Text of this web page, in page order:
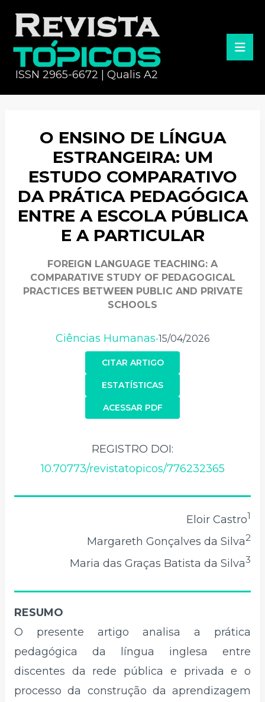
ISSN 2965-6672 | Qualis A2
O ENSINO DE LÍNGUA
ESTRANGEIRA: UM
ESTUDO COMPARATIVO
DA PRÁTICA PEDAGÓGICA
ENTRE A ESCOLA PÚBLICA
E A PARTICULAR
FOREIGN LANGUAGE TEACHING: A
COMPARATIVE STUDY OF PEDAGOGICAL
PRACTICES BETWEEN PUBLIC AND PRIVATE
SCHOOLS
Ciências Humanas•15/04/2026
CITAR ARTIGO
ACESSAR PDF
ESTATÍSTICAS
REGISTRO DOI:
10.70773/revistatopicos/776232365
Eloir Castro1
Margareth Gonçalves da Silva2
Maria das Graças Batista da Silva3
RESUMO
O presente artigo analisa a prática
pedagógica da língua inglesa entre
discentes da rede pública e privada e o
processo da construção da aprendizagem